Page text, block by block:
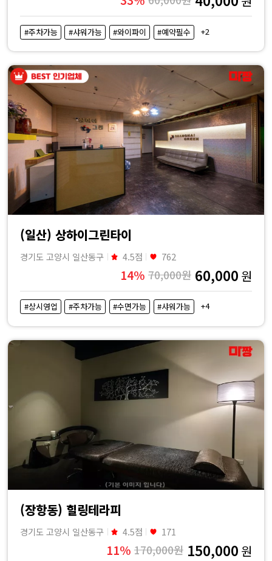
#주차가능 #샤워가능 #와이파이 #예약필수 +2
(일산) 상하이그린타이
경기도 고양시 일산동구 4.5점 762
14% 70,000원 60,000 원
#상시영업 #주차가능 #수면가능 #샤워가능 +4
(장항동) 힐링테라피
경기도 고양시 일산동구 4.5점 171
11% 170,000원 150,000 원